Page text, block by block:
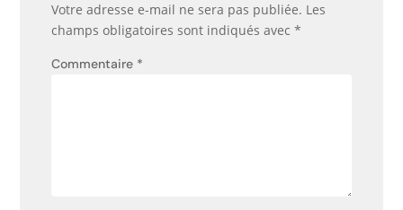
Votre adresse e-mail ne sera pas publiée. Les
champs obligatoires sont indiqués avec*
Commentaire *